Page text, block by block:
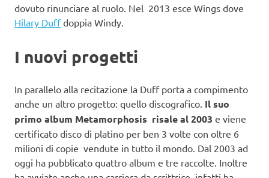
dovuto rinunciare al ruolo. Nel 2013 esce Wings dove
Hilary Duffdoppia Windy.
I nuovi progetti
In parallelo alla recitazione la Duff porta a compimento
anche un altro progetto: quello discografico. Il suo
primo album Metamorphosis risale al 2003 e viene
certificato disco di platino per ben 3 volte con oltre 6
milioni di copie vendute in tutto il mondo. Dal 2003 ad
oggi ha pubblicato quattro album e tre raccolte. Inoltre